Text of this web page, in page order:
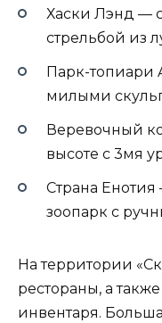
Хаски Лэнд —
стрельбой из
Парк-топиари
милыми
Веревочный
высоте с 3мя
Страна
зоопарк с
На территории
рестораны, а
инвентаря.